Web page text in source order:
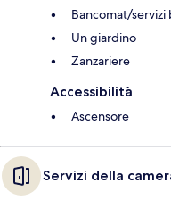
Bancomat/servizi
Un giardino
Zanzariere
Accessibilità
Ascensore
Servizi della